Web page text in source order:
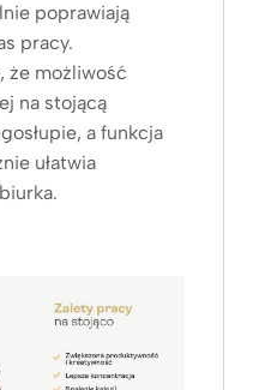
poprawiają
pracy.
że możliwość
na stojącą
a funkcja
ułatwia